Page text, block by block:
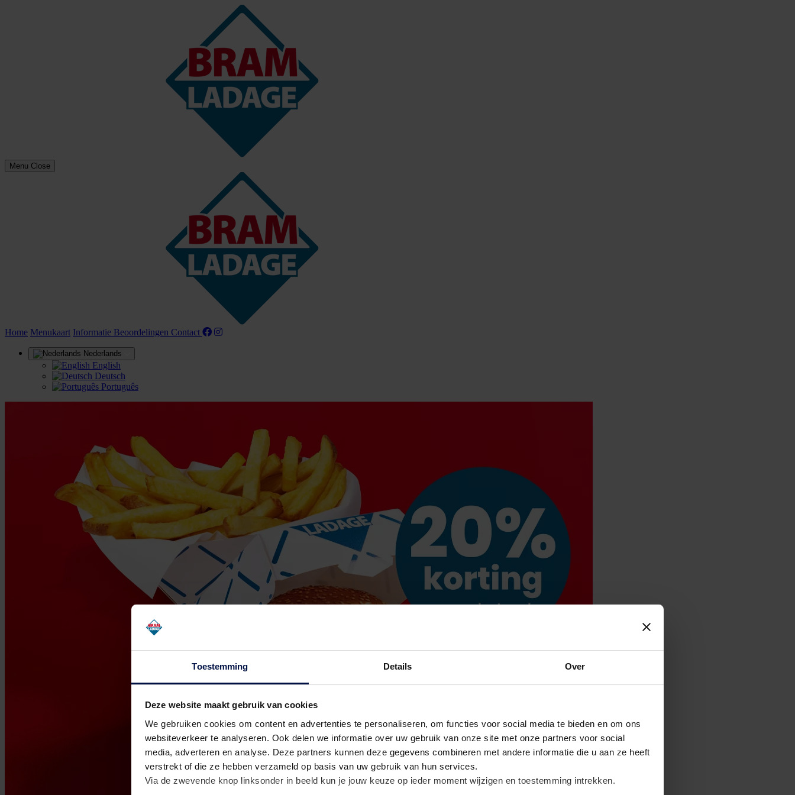
Toestemming Details Over
Deze website maakt gebruik van cookies
We gebruiken cookies om content en advertenties te personaliseren, om functies voor social media te bieden en om ons
websiteverkeer te analyseren. Ook delen we informatie over uw gebruik van onze site met onze partners voor social
media, adverteren en analyse. Deze partners kunnen deze gegevens combineren met andere informatie die u aan ze heeft
verstrekt of die ze hebben verzameld op basis van uw gebruik van hun services.
Via de zwevende knop linksonder in beeld kun je jouw keuze op ieder moment wijzigen en toestemming intrekken.
Menu Close
Home Menukaart Informatie Beoordelingen Contact (huidige)
Nederlands
English
Deutsch
Português